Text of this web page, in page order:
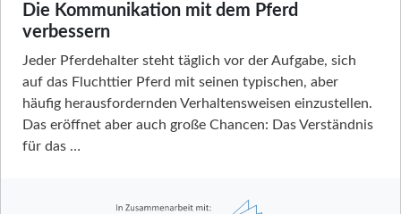
Die Kommunikation mit dem Pferd
verbessern
Jeder Pferdehalter steht täglich vor der Aufgabe, sich
auf das Fluchttier Pferd mit seinen typischen, aber
häufig herausfordernden Verhaltensweisen einzustellen.
Das eröffnet aber auch große Chancen: Das Verständnis
für das …